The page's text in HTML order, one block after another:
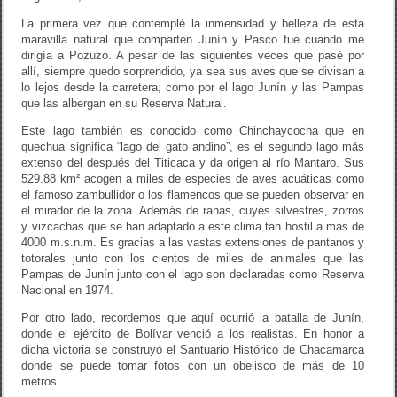
La primera vez que contemplé la inmensidad y belleza de esta
maravilla natural que comparten Junín y Pasco fue cuando me
dirigía a Pozuzo. A pesar de las siguientes veces que pasé por
allí, siempre quedo sorprendido, ya sea sus aves que se divisan a
lo lejos desde la carretera, como por el lago Junín y las Pampas
que las albergan en su Reserva Natural.
Este lago también es conocido como Chinchaycocha que en
quechua significa “lago del gato andino”, es el segundo lago más
extenso del después del Titicaca y da origen al río Mantaro. Sus
529.88 km² acogen a miles de especies de aves acuáticas como
el famoso zambullidor o los flamencos que se pueden observar en
el mirador de la zona. Además de ranas, cuyes silvestres, zorros
y vizcachas que se han adaptado a este clima tan hostil a más de
4000 m.s.n.m. Es gracias a las vastas extensiones de pantanos y
totorales junto con los cientos de miles de animales que las
Pampas de Junín junto con el lago son declaradas como Reserva
Nacional en 1974.
Por otro lado, recordemos que aquí ocurrió la batalla de Junín,
donde el ejército de Bolívar venció a los realistas. En honor a
dicha victoria se construyó el Santuario Histórico de Chacamarca
donde se puede tomar fotos con un obelisco de más de 10
metros.